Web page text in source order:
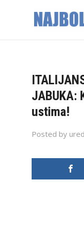
JABUKA:
ustima!
Posted by